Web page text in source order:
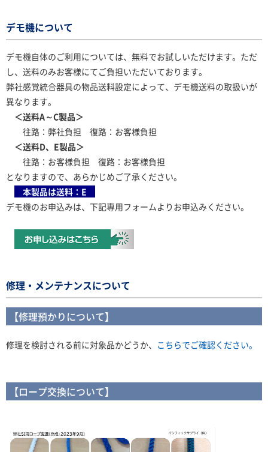
デモ機について
デモ機自体のご利用については、無料でお試しいただけます。ただ
し、送料のみお客様にてご負担いただいております。
弊社感覚統合器具の物品送料設定によって、デモ機送料の取扱いが
異なります。
＜送料A～C製品＞
往路：弊社負担 復路：お客様負担
＜送料D、E製品＞
往路：お客様負担 復路：お客様負担
となりますので、あらかじめご了承ください。
本製品は送料：E
デモ機のお申込みは、下記専用フォームよりお申込みください。
修理・メンテナンスについて
【修理預かりについて】
修理を検討される前に対象品かどうか、 こちらでご確認ください。
【ロープ交換について】